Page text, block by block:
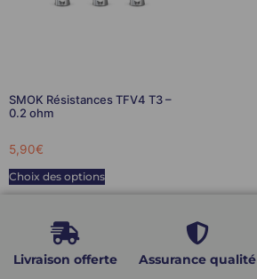
SMOK Résistances TFV4 T3 –
0.2 ohm
5,90€
Choix des options
Livraison offerte Assurance qualité